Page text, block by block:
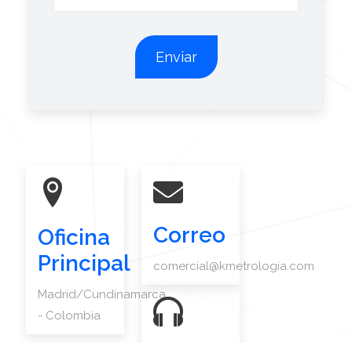
Enviar
Oficina
Principal
Madrid/Cundinamarca
- Colombia
Correo
comercial@kmetrologia.com